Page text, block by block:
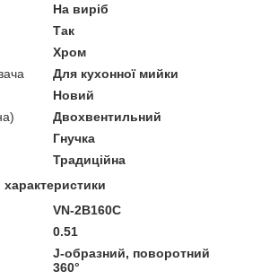
На виріб
Так
Хром
Для кухонної мийки
Новий
Двохвентильний
Гнучка
Традиційна
VN-2B160C
0.51
J-образний, поворотний
360°